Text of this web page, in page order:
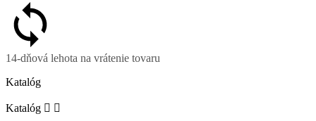
14-dňová lehota na vrátenie tovaru
Katalóg
Katalóg  